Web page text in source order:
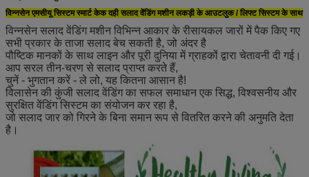
विन्नसेन एमसीयू सिस्टम स्मार्ट केक दही सलाद वेंडिंग मशीन लकड़ी के आउटलुक / लिफ्ट सिस्टम के साथ
विन्नसेन सलाद वेंडिंग मशीन विभिन्न आकार के रीसायकल जारों में पैक किए गए
सभी प्रकार के ताजा सलाद बेच सकती है, जो अंदर है
पौष्टिक मानकों के साथ लाइन और पूरी दुनिया में ग्राहकों द्वारा चेतावनी दी गई।
आप सरल तीन-चरण से सलाद प्राप्त करते हैं,
चुनें - भुगतान करें - ले लो, यह कितना आसान है!
विलासेन की कुंजी सलाद वेंडिंग का सफल समाधान एक सिद्ध, विश्वसनीय और
सुरक्षित वेंडिंग सिस्टम का संयोजन कर रहा है,
जो सलाद जार को गिरने के बिना समान रूप से वितरित करने की अनुमति देता
है।